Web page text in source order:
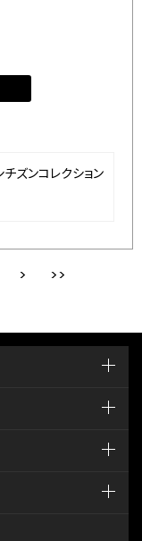
チズンコレクション